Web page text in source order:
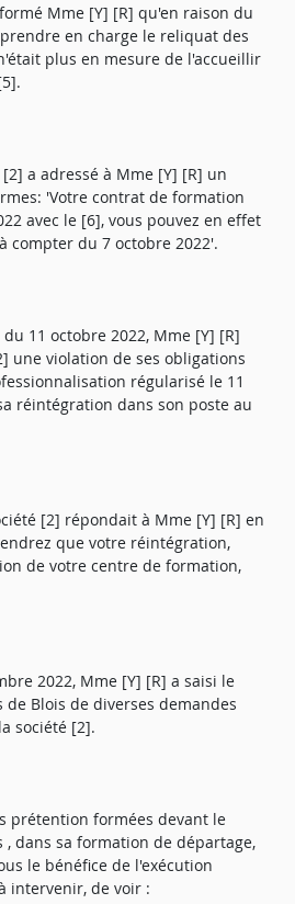
Mme [Y] [R] qu'en raison du
en charge le reliquat des
plus en mesure de l'accueillir
a adressé à Mme [Y] [R] un
'Votre contrat de formation
avec le [6], vous pouvez en effet
compter du 7 octobre 2022'.
11 octobre 2022, Mme [Y] [R]
une violation de ses obligations
régularisé le 11
réintégration dans son poste au
[2] répondait à Mme [Y] [R] en
que votre réintégration,
de votre centre de formation,
2022, Mme [Y] [R] a saisi le
Blois de diverses demandes
société [2].
prétention formées devant le
dans sa formation de départage,
le bénéfice de l'exécution
intervenir, de voir :